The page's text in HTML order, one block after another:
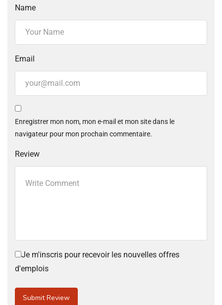
Name
Email
Enregistrer mon nom, mon e-mail et mon site dans le
navigateur pour mon prochain commentaire.
Review
Je m'inscris pour recevoir les nouvelles offres
d'emplois